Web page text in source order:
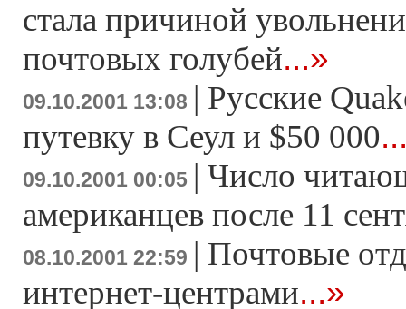
стала причиной
почтовых голубей...»
09.10.2001 13:08 | Русские
путевку в Сеул и $50 000
09.10.2001 00:05 | Число
американцев после 11
08.10.2001 22:59 | Почтовые
интернет-центрами...»